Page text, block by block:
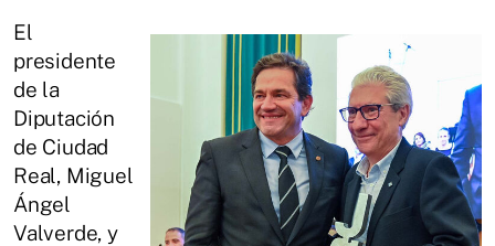
El
presidente
de la
Diputación
de Ciudad
Real, Miguel
Ángel
Valverde, y